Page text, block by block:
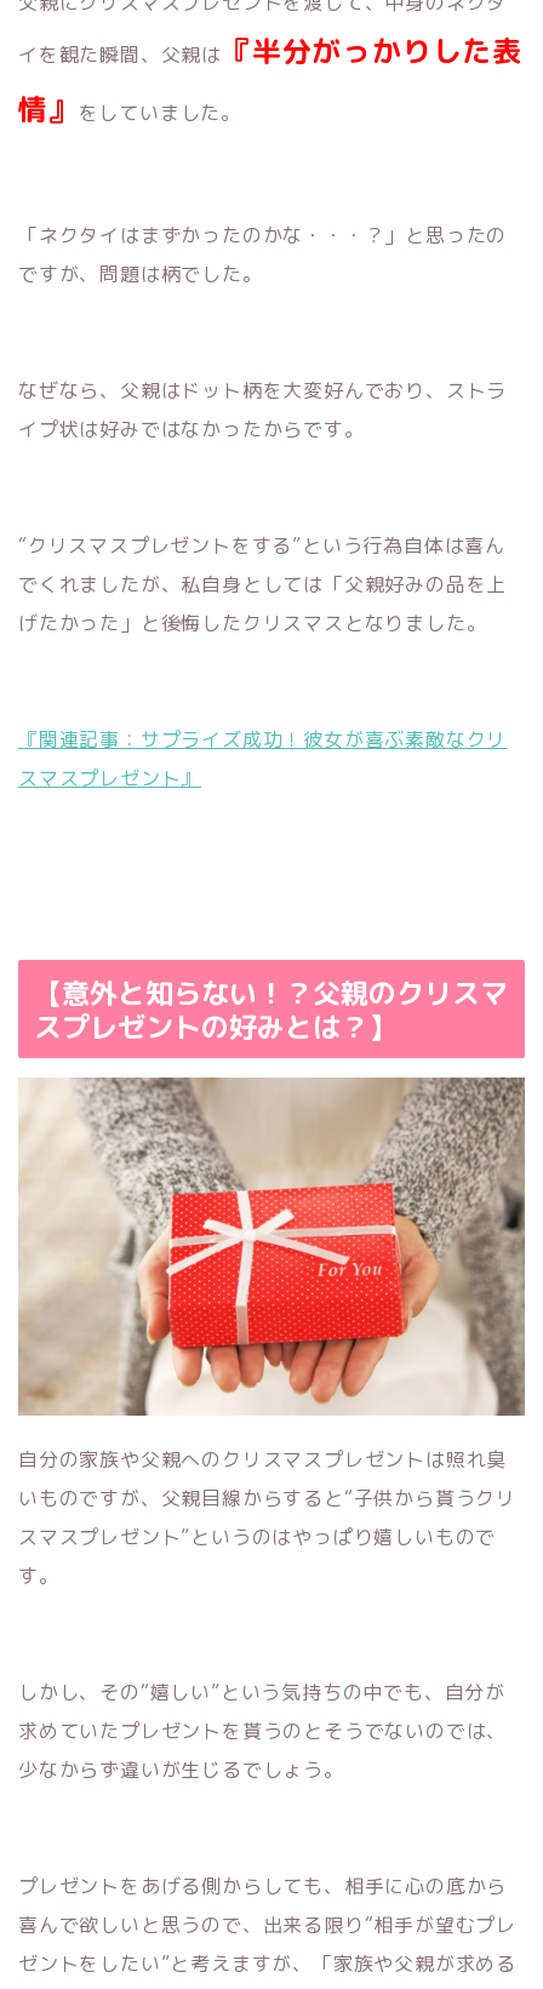
イを観た瞬間、父親は 『半分がっかりした表
情』
をしていました。
「ネクタイはまずかったのかな・・・？」と思ったの
ですが、問題は柄でした。
なぜなら、父親はドット柄を大変好んでおり、ストラ
イプ状は好みではなかったからです。
“クリスマスプレゼントをする”という行為自体は喜ん
でくれましたが、私自身としては「父親好みの品を上
げたかった」と後悔したクリスマスとなりました。
『関連記事：サプライズ成功！彼女が喜ぶ素敵なクリ
スマスプレゼント』
【意外と知らない！？父親のクリスマ
スプレゼントの好みとは？】
自分の家族や父親へのクリスマスプレゼントは照れ臭
いものですが、父親目線からすると“子供から貰うクリ
スマスプレゼント”というのはやっぱり嬉しいもので
す。
しかし、その“嬉しい”という気持ちの中でも、自分が
求めていたプレゼントを貰うのとそうでないのでは、
少なからず違いが生じるでしょう。
プレゼントをあげる側からしても、相手に心の底から
喜んで欲しいと思うので、出来る限り“相手が望むプレ
ゼントをしたい”と考えますが、「家族や父親が求める